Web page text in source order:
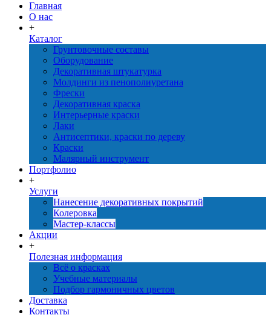
Главная
О нас
+
Каталог
Грунтовочные составы
Оборудование
Декоративная штукатурка
Молдинги из пенополиуретана
Фрески
Декоративная краска
Интерьерные краски
Лаки
Антисептики, краски по дереву
Краски
Малярный инструмент
Портфолио
+
Услуги
Нанесение декоративных покрытий
Колеровка
Мастер-классы
Акции
+
Полезная информация
Всё о красках
Учебные материалы
Подбор гармоничных цветов
Доставка
Контакты